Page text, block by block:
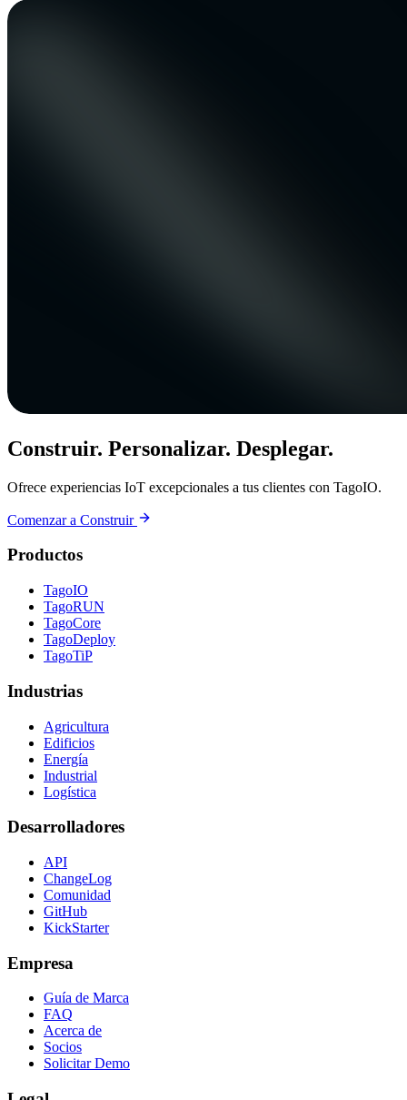
Construir. Personalizar. Desplegar.
Ofrece experiencias IoT excepcionales a tus clientes con TagoIO.
Comenzar a Construir
Productos
TagoIO
TagoRUN
TagoCore
TagoDeploy
TagoTiP
Industrias
Agricultura
Edificios
Energía
Industrial
Logística
Desarrolladores
API
ChangeLog
Comunidad
GitHub
KickStarter
Empresa
Guía de Marca
FAQ
Acerca de
Socios
Solicitar Demo